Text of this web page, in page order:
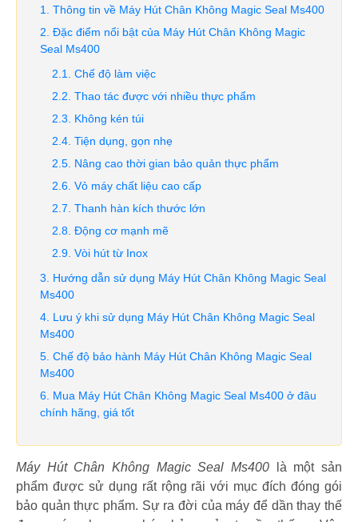
Thông tin về Máy Hút Chân Không Magic Seal Ms400
Đặc điểm nổi bật của Máy Hút Chân Không Magic
Seal Ms400
Chế độ làm việc
Thao tác được với nhiều thực phẩm
Không kén túi
Tiện dụng, gọn nhẹ
Nâng cao thời gian bảo quản thực phẩm
Vỏ máy chất liệu cao cấp
Thanh hàn kích thước lớn
Động cơ mạnh mẽ
Vòi hút từ Inox
Hướng dẫn sử dụng Máy Hút Chân Không Magic Seal
Ms400
Lưu ý khi sử dụng Máy Hút Chân Không Magic Seal
Ms400
Chế độ bảo hành Máy Hút Chân Không Magic Seal
Ms400
Mua Máy Hút Chân Không Magic Seal Ms400 ở đâu
chính hãng, giá tốt
Máy Hút Chân Không Magic Seal Ms400 là một sản
phẩm được sử dụng rất rộng rãi với mục đích đóng gói
bảo quản thực phẩm. Sự ra đời của máy để dần thay thế